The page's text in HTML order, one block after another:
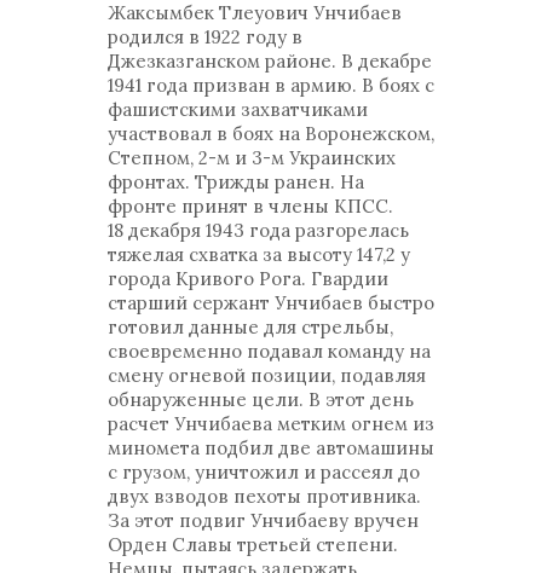
Жаксымбек Тлеуович Унчибаев
родился в 1922 году в
Джезказганском районе. В декабре
1941 года призван в армию. В боях с
фашистскими захватчиками
участвовал в боях на Воронежском,
Степном, 2-м и 3-м Украинских
фронтах. Трижды ранен. На
фронте принят в члены КПСС.
18 декабря 1943 года разгорелась
тяжелая схватка за высоту 147,2 у
города Кривого Рога. Гвардии
старший сержант Унчибаев быстро
готовил данные для стрельбы,
своевременно подавал команду на
смену огневой позиции, подавляя
обнаруженные цели. В этот день
расчет Унчибаева метким огнем из
миномета подбил две автомашины
с грузом, уничтожил и рассеял до
двух взводов пехоты противника.
За этот подвиг Унчибаеву вручен
Орден Славы третьей степени.